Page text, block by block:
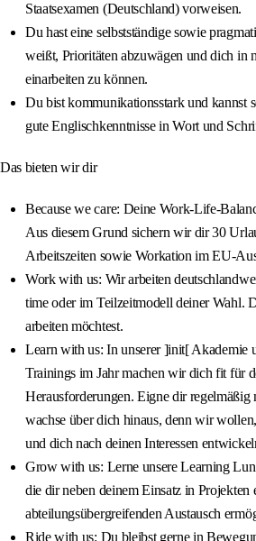
Staatsexamen (Deutschland) vorweisen.
Du hast eine selbstständige sowie
weißt, Prioritäten abzuwägen und dich in
einarbeiten zu können.
Du bist kommunikationsstark und kannst
gute Englischkenntnisse in Wort und
Das bieten wir dir
Because we care: Deine Work-Life-
Aus diesem Grund sichern wir dir 30
Arbeitszeiten sowie Workation im EU-
Work with us: Wir arbeiten
time oder im Teilzeitmodell deiner Wahl.
arbeiten möchtest.
Learn with us: In unserer ]init[ Akademie
Trainings im Jahr machen wir dich fit für
Herausforderungen. Eigne dir regelmäßig
wachse über dich hinaus, denn wir
und dich nach deinen Interessen
Grow with us: Lerne unsere Learning
die dir neben deinem Einsatz in Projekten
abteilungsübergreifenden Austausch
Ride with us: Du bleibst gerne in